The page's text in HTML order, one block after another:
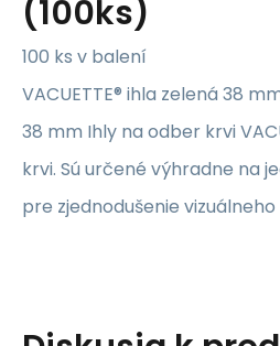
(100ks)
100 ks v balení
VACUETTE® ihla zelená 38
38 mm Ihly na odber krvi
krvi. Sú určené výhradne na
pre zjednodušenie